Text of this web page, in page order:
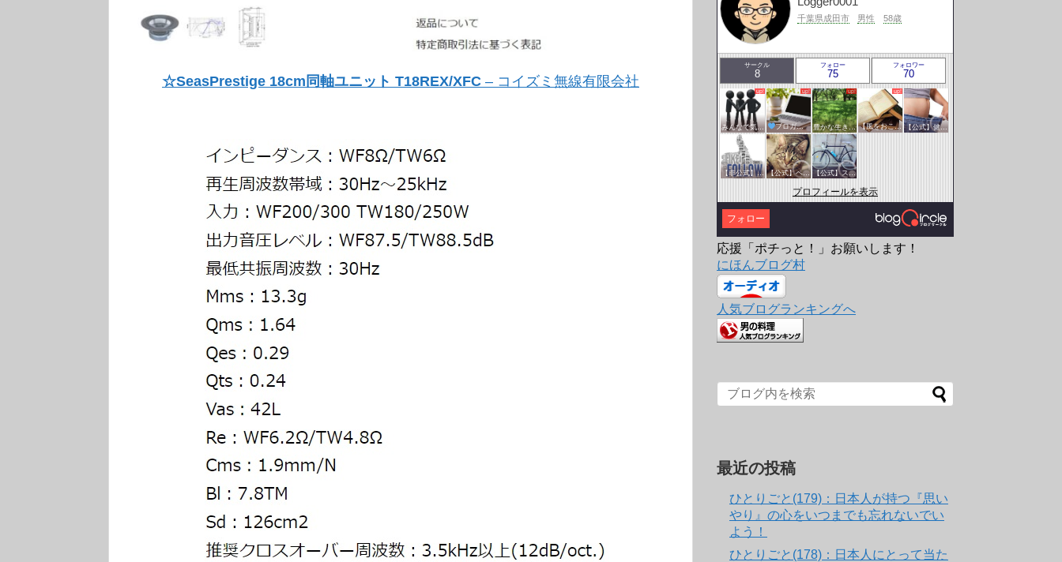
☆SeasPrestige 18cm同軸ユニット T18REX/XFC – コイズミ無線有限会社
千葉県成田市 男性 58歳
サークル
8
フォロー
75
フォロワー
70
みんなで気軽にアクセスアップ ブロガー応援&更新報告♪ 豊かな生き方サークル 【風をおこそう☆彡】アクセスアップ研究会♪♪ 【公式】健康・医療サークル
【非公式】相互フォローサークル 【公式】ペットサークル 【公式】スポーツ・アウトドアサークル
プロフィールを表示
フォロー
応援「ポチっと！」お願いします！
にほんブログ村
人気ブログランキングへ
最近の投稿
ひとりごと(179)：日本人が持つ『思い
やり』の心をいつまでも忘れないでい
よう！
ひとりごと(178)：日本人にとって当た